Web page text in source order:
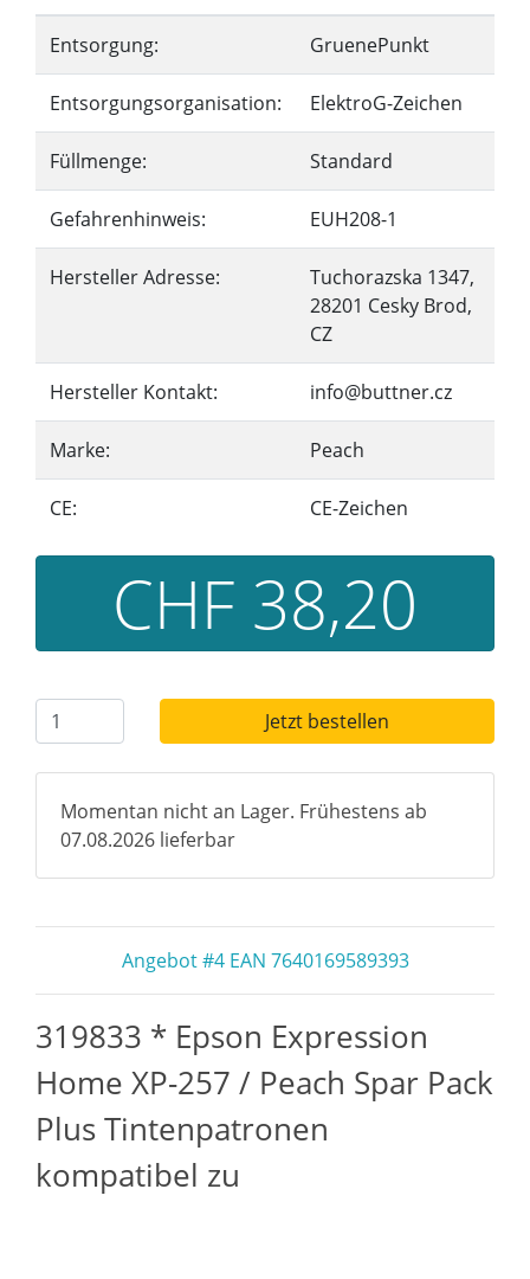
Entsorgung: GruenePunkt
Entsorgungsorganisation: ElektroG-Zeichen
Füllmenge: Standard
Gefahrenhinweis: EUH208-1
Hersteller Adresse:
Tuchorazska 1347,
28201 Cesky Brod,
CZ
Hersteller Kontakt: info@buttner.cz
Marke: Peach
CE: CE-Zeichen
CHF 38,20
Jetzt bestellen
Momentan nicht an Lager. Frühestens ab
07.08.2026 lieferbar
Angebot #4 EAN 7640169589393
319833 * Epson Expression
Home XP-257 / Peach Spar Pack
Plus Tintenpatronen
kompatibel zu